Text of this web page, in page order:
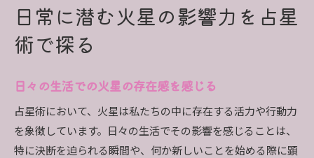
日常に潜む火星の影響力を占星
術で探る
日々の生活での火星の存在感を感じる
占星術において、火星は私たちの中に存在する活力や行動力
を象徴しています。日々の生活でその影響を感じることは、
特に決断を迫られる瞬間や、何か新しいことを始める際に顕